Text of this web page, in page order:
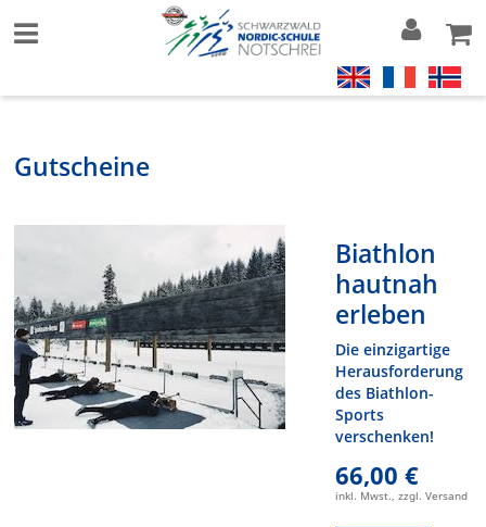
Gutscheine
Biathlon
hautnah
erleben
Die einzigartige
Herausforderung
des Biathlon-
Sports
verschenken!
66,00 €
inkl. Mwst., zzgl. Versand